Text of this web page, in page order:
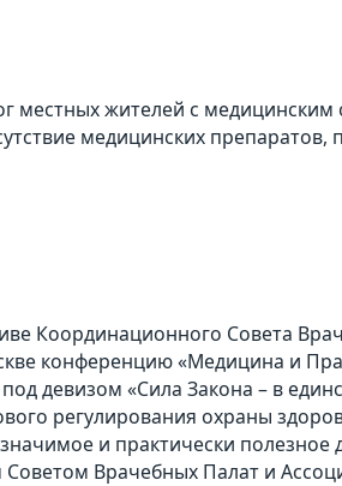
местных жителей с
медицинских препаратов,
Координационного Совета
конференцию «Медицина и
девизом «Сила Закона – в
регулирования охраны
и практически полезное
Врачебных Палат и